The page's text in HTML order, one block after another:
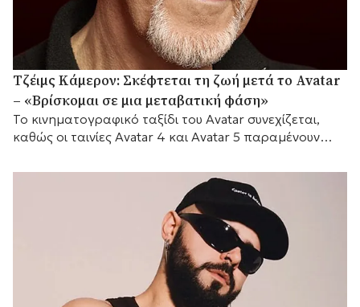
Τζέιμς Κάμερον: Σκέφτεται τη ζωή μετά το Avatar
– «Βρίσκομαι σε μια μεταβατική φάση»
Το κινηματογραφικό ταξίδι του Avatar συνεχίζεται,
καθώς οι ταινίες Avatar 4 και Avatar 5 παραμένουν
αντίστοιχα